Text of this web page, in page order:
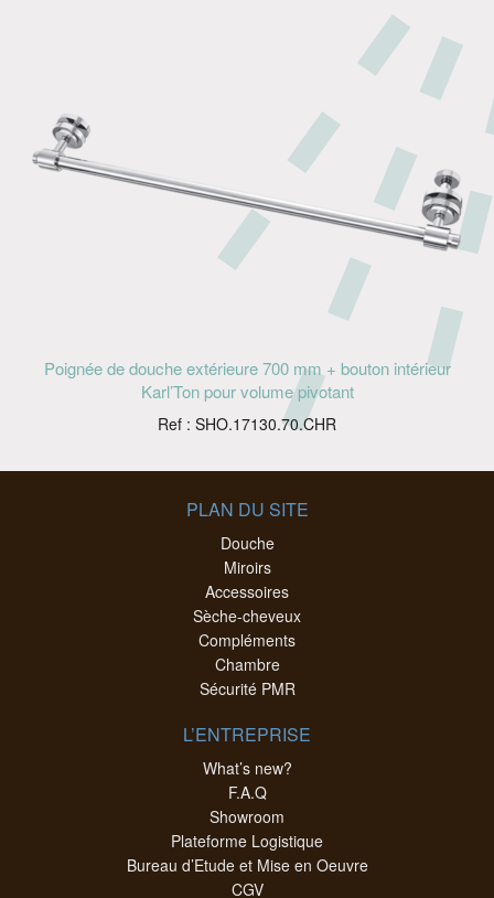
Poignée de douche extérieure 700 mm + bouton intérieur
Karl’Ton pour volume pivotant
Ref : SHO.17130.70.CHR
PLAN DU SITE
Douche
Miroirs
Accessoires
Sèche-cheveux
Compléments
Chambre
Sécurité PMR
L’ENTREPRISE
What’s new?
F.A.Q
Showroom
Plateforme Logistique
Bureau d’Etude et Mise en Oeuvre
CGV